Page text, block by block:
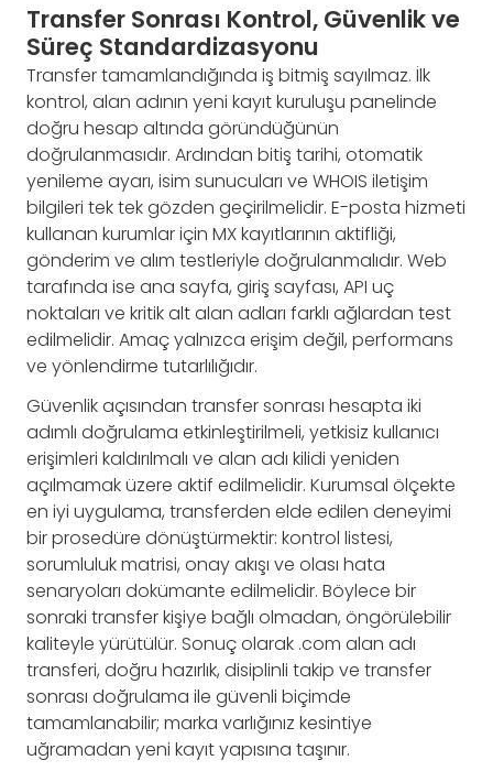
Transfer Sonrası Kontrol, Güvenlik ve
Süreç Standardizasyonu
Transfer tamamlandığında iş bitmiş sayılmaz. İlk
kontrol, alan adının yeni kayıt kuruluşu panelinde
doğru hesap altında göründüğünün
doğrulanmasıdır. Ardından bitiş tarihi, otomatik
yenileme ayarı, isim sunucuları ve WHOIS iletişim
bilgileri tek tek gözden geçirilmelidir. E-posta hizmeti
kullanan kurumlar için MX kayıtlarının aktifliği,
gönderim ve alım testleriyle doğrulanmalıdır. Web
tarafında ise ana sayfa, giriş sayfası, API uç
noktaları ve kritik alt alan adları farklı ağlardan test
edilmelidir. Amaç yalnızca erişim değil, performans
ve yönlendirme tutarlılığıdır.
Güvenlik açısından transfer sonrası hesapta iki
adımlı doğrulama etkinleştirilmeli, yetkisiz kullanıcı
erişimleri kaldırılmalı ve alan adı kilidi yeniden
açılmamak üzere aktif edilmelidir. Kurumsal ölçekte
en iyi uygulama, transferden elde edilen deneyimi
bir prosedüre dönüştürmektir: kontrol listesi,
sorumluluk matrisi, onay akışı ve olası hata
senaryoları dokümante edilmelidir. Böylece bir
sonraki transfer kişiye bağlı olmadan, öngörülebilir
kaliteyle yürütülür. Sonuç olarak .com alan adı
transferi, doğru hazırlık, disiplinli takip ve transfer
sonrası doğrulama ile güvenli biçimde
tamamlanabilir; marka varlığınız kesintiye
uğramadan yeni kayıt yapısına taşınır.